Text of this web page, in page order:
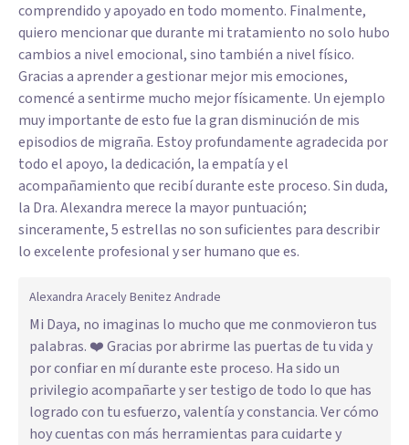
comprendido y apoyado en todo momento. Finalmente,
quiero mencionar que durante mi tratamiento no solo hubo
cambios a nivel emocional, sino también a nivel físico.
Gracias a aprender a gestionar mejor mis emociones,
comencé a sentirme mucho mejor físicamente. Un ejemplo
muy importante de esto fue la gran disminución de mis
episodios de migraña. Estoy profundamente agradecida por
todo el apoyo, la dedicación, la empatía y el
acompañamiento que recibí durante este proceso. Sin duda,
la Dra. Alexandra merece la mayor puntuación;
sinceramente, 5 estrellas no son suficientes para describir
lo excelente profesional y ser humano que es.
Alexandra Aracely Benitez Andrade
Mi Daya, no imaginas lo mucho que me conmovieron tus
palabras. ❤️ Gracias por abrirme las puertas de tu vida y
por confiar en mí durante este proceso. Ha sido un
privilegio acompañarte y ser testigo de todo lo que has
logrado con tu esfuerzo, valentía y constancia. Ver cómo
hoy cuentas con más herramientas para cuidarte y